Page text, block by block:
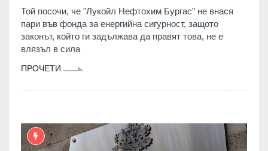
Той посочи, че "Лукойл Нефтохим Бургас" не внася
пари във фонда за енергийна сигурност, защото
законът, който ги задължава да правят това, не е
влязъл в сила
ПРОЧЕТИ